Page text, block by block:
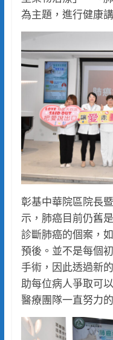
為主題，進行健康
彰基中華院區院長
示，肺癌目前仍舊
診斷肺癌的個案，
預後。並不是每個
手術，因此透過新
助每位病人爭取可
醫療團隊一直努力